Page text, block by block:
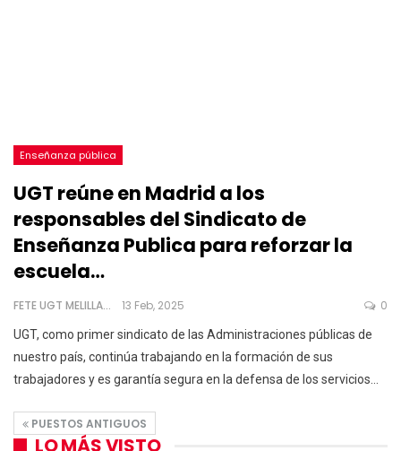
Enseñanza pública
UGT reúne en Madrid a los
responsables del Sindicato de
Enseñanza Publica para reforzar la
escuela…
FETE UGT MELILLA 13 Feb, 2025 0
UGT, como primer sindicato de las Administraciones públicas de
nuestro país, continúa trabajando en la formación de sus
trabajadores y es garantía segura en la defensa de los servicios
PUESTOS ANTIGUOS
LO MÁS VISTO